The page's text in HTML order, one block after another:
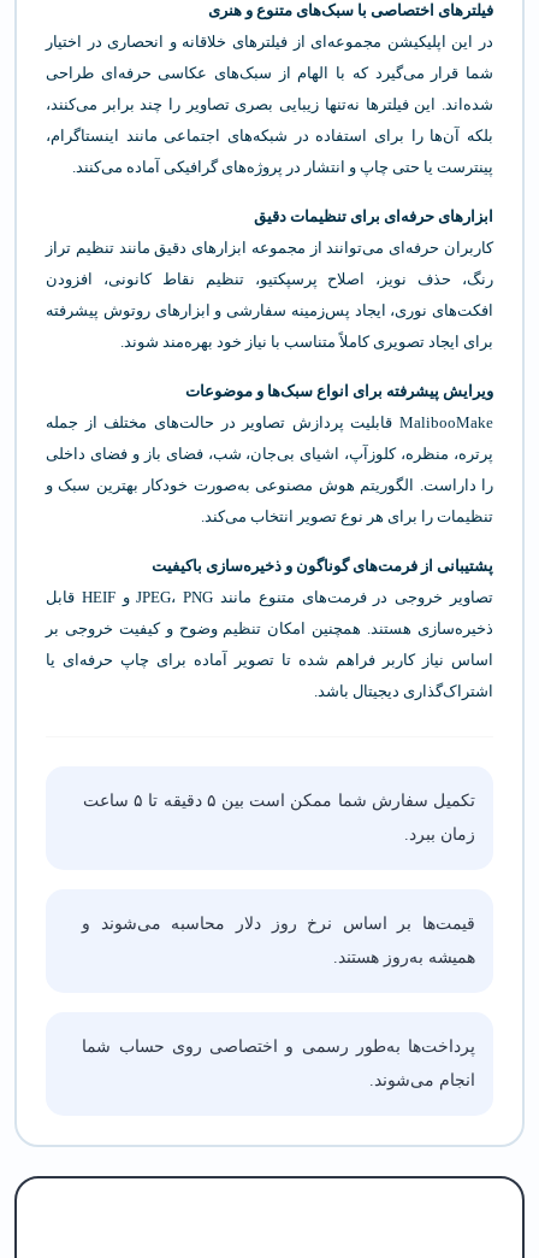
فیلترهای اختصاصی با سبک‌های متنوع و هنری
در این اپلیکیشن مجموعه‌ای از فیلترهای خلاقانه و انحصاری در اختیار
شما قرار می‌گیرد که با الهام از سبک‌های عکاسی حرفه‌ای طراحی
شده‌اند. این فیلترها نه‌تنها زیبایی بصری تصاویر را چند برابر می‌کنند،
بلکه آن‌ها را برای استفاده در شبکه‌های اجتماعی مانند اینستاگرام،
پینترست یا حتی چاپ و انتشار در پروژه‌های گرافیکی آماده می‌کنند.
ابزارهای حرفه‌ای برای تنظیمات دقیق
کاربران حرفه‌ای می‌توانند از مجموعه ابزارهای دقیق مانند تنظیم تراز
رنگ، حذف نویز، اصلاح پرسپکتیو، تنظیم نقاط کانونی، افزودن
افکت‌های نوری، ایجاد پس‌زمینه سفارشی و ابزارهای روتوش پیشرفته
برای ایجاد تصویری کاملاً متناسب با نیاز خود بهره‌مند شوند.
ویرایش پیشرفته برای انواع سبک‌ها و موضوعات
MalibooMake قابلیت پردازش تصاویر در حالت‌های مختلف از جمله
پرتره، منظره، کلوزآپ، اشیای بی‌جان، شب، فضای باز و فضای داخلی
را داراست. الگوریتم هوش مصنوعی به‌صورت خودکار بهترین سبک و
تنظیمات را برای هر نوع تصویر انتخاب می‌کند.
پشتیبانی از فرمت‌های گوناگون و ذخیره‌سازی باکیفیت
تصاویر خروجی در فرمت‌های متنوع مانند JPEG، PNG و HEIF قابل
ذخیره‌سازی هستند. همچنین امکان تنظیم وضوح و کیفیت خروجی بر
اساس نیاز کاربر فراهم شده تا تصویر آماده برای چاپ حرفه‌ای یا
اشتراک‌گذاری دیجیتال باشد.
تکمیل سفارش شما ممکن است بین ۵ دقیقه تا ۵ ساعت
زمان ببرد.
قیمت‌ها بر اساس نرخ روز دلار محاسبه می‌شوند و
همیشه به‌روز هستند.
پرداخت‌ها به‌طور رسمی و اختصاصی روی حساب شما
انجام می‌شوند.